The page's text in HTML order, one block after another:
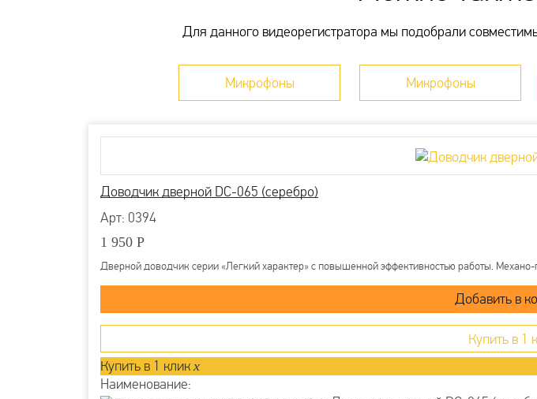
Опции ip-камер:
Дальность подсветки: 30 м
Доставка транспортными компаниями
Более детально со способами доставки можно ознакомитьсяздесь
Для данного видеорегистратора мы подобрали
Микрофоны Микрофоны
Доводчик дверной DC-065 (серебро)
Арт: 0394
1 950 Р
Дверной доводчик серии «Легкий характер» с повышенной эффективностью работы.
Купить в 1
Купить в 1 клик x
Наименование: